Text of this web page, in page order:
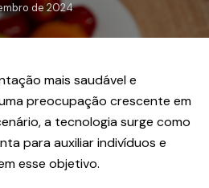
de 2024
mais saudável e
preocupação crescente em
a tecnologia surge como
para auxiliar indivíduos e
esse objetivo.